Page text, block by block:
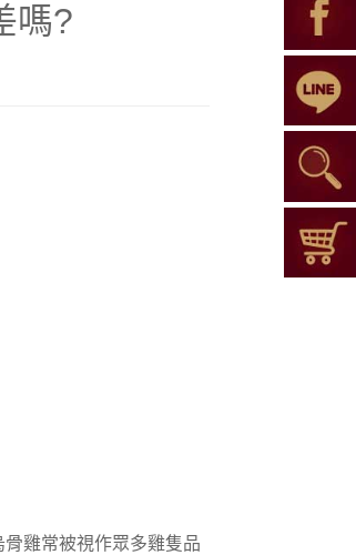
嗎?
雞常被視作眾多雞隻品